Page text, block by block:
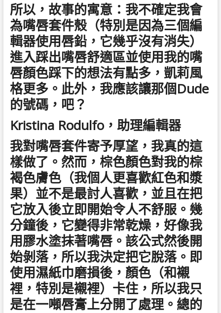
所以，故事的寓意：我不確定我會
為嘴唇套件殼（特別是因為三個編
輯器使用唇鉛，它幾乎沒有消失）
進入踩出嘴唇舒適區並使用我的嘴
唇顏色踩下的想法有點多，凱莉風
格更多。此外，我應該讓那個Dude
的號碼，吧？
Kristina Rodulfo，助理編輯器
我對嘴唇套件寄予厚望，我真的這
樣做了。然而，棕色顏色對我的棕
褐色膚色（我個人更喜歡紅色和漿
果）並不是最討人喜歡，並且在把
它放入後立即開始令人不舒服。幾
分鐘後，它變得非常乾燥，好像我
用膠水塗抹著嘴唇。該公式然後開
始剝落，所以我決定把它脫落。即
使用濕紙巾磨損後，顏色（和襯
裡，特別是襯裡）卡住，所以我只
是在一噸唇膏上分開了處理。總的